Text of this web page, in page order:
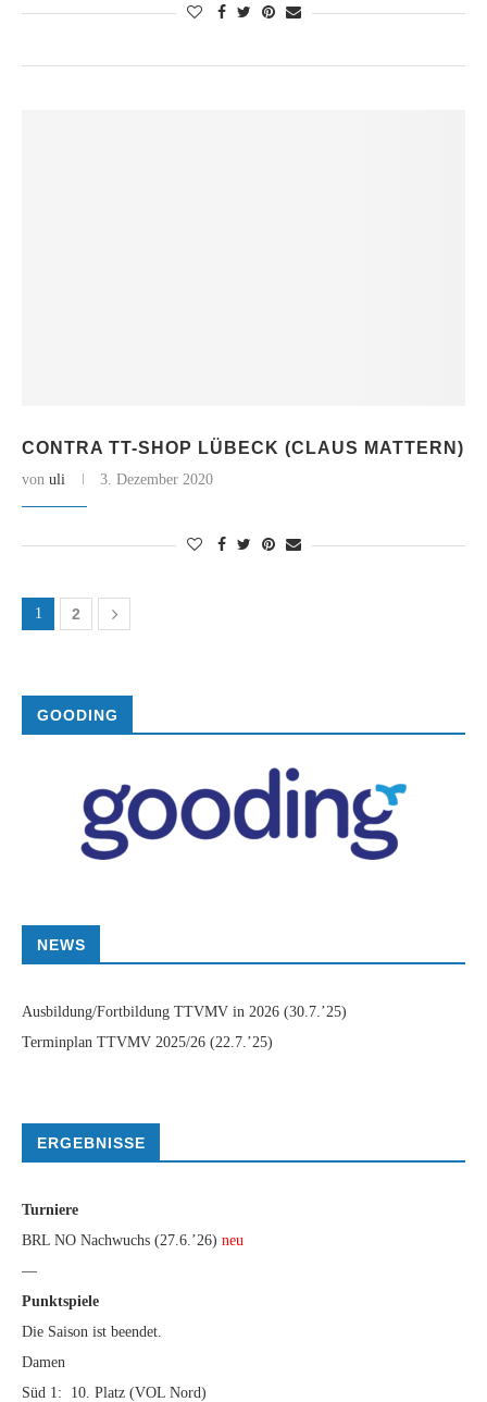
CONTRA TT-SHOP LÜBECK (CLAUS MATTERN)
von uli 3. Dezember 2020
1 2
GOODING
NEWS
Ausbildung/Fortbildung TTVMV in 2026 (30.7.’25)
Terminplan TTVMV 2025/26 (22.7.’25)
ERGEBNISSE
Turniere
BRL NO Nachwuchs (27.6.’26) neu
—
Punktspiele
Die Saison ist beendet.
Damen
Süd 1: 10. Platz (VOL Nord)